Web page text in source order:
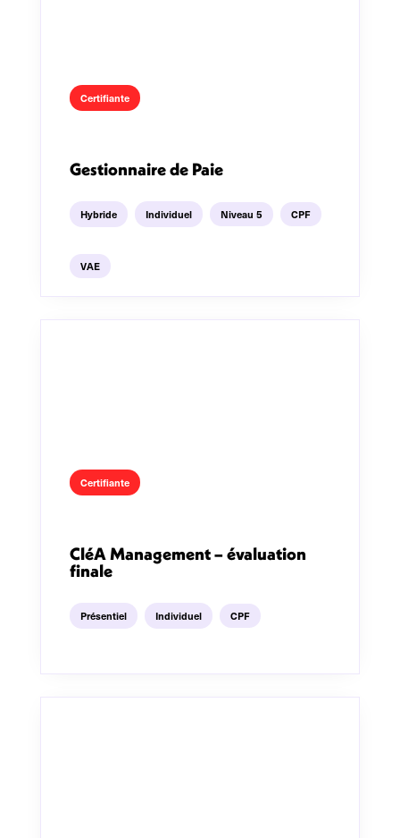
Certifiante
Gestionnaire de Paie
Hybride Individuel Niveau 5 CPF
VAE
Certifiante
CléA Management – évaluation
finale
Présentiel Individuel CPF